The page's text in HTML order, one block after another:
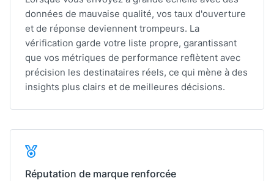
données de mauvaise qualité, vos taux d'ouverture
et de réponse deviennent trompeurs. La
vérification garde votre liste propre, garantissant
que vos métriques de performance reflètent avec
précision les destinataires réels, ce qui mène à des
insights plus clairs et de meilleures décisions.
Réputation de marque renforcée